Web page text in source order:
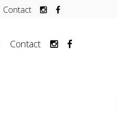
Contact
Contact